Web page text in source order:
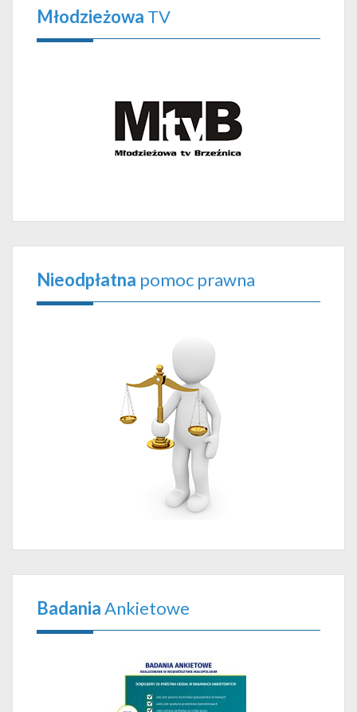
Młodzieżowa TV
Nieodpłatna pomoc prawna
BadaniaAnkietowe